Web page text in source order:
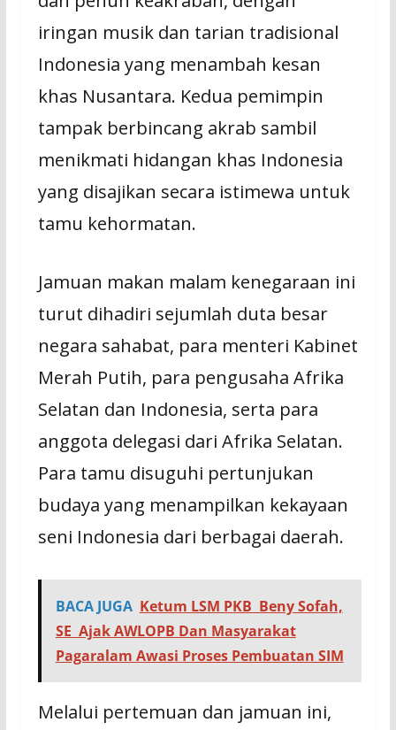
iringan musik dan tarian tradisional
Indonesia yang menambah kesan
khas Nusantara. Kedua pemimpin
tampak berbincang akrab sambil
menikmati hidangan khas Indonesia
yang disajikan secara istimewa untuk
tamu kehormatan.
Jamuan makan malam kenegaraan ini
turut dihadiri sejumlah duta besar
negara sahabat, para menteri Kabinet
Merah Putih, para pengusaha Afrika
Selatan dan Indonesia, serta para
anggota delegasi dari Afrika Selatan.
Para tamu disuguhi pertunjukan
budaya yang menampilkan kekayaan
seni Indonesia dari berbagai daerah.
BACA JUGA Ketum LSM PKB Beny Sofah,
SE Ajak AWLOPB Dan Masyarakat
Pagaralam Awasi Proses Pembuatan SIM
Melalui pertemuan dan jamuan ini,